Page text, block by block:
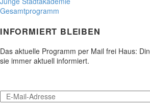
Gesamtprogramm
INFORMIERT BLEIBEN
Das aktuelle Programm per Mail frei Haus:
sie immer aktuell informiert.